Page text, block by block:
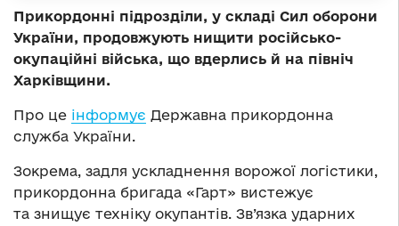
Прикордонні підрозділи, у складі Сил оборони
України, продовжують нищити російсько-
окупаційні війська, що вдерлись й на північ
Харківщини.
Про це інформує Державна прикордонна
служба України.
Зокрема, задля ускладнення ворожої логістики,
прикордонна бригада «Гарт» вистежує
та знищує техніку окупантів. Зв’язка ударних